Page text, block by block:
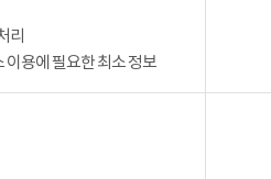
리
이용에 필요한 최소 정보